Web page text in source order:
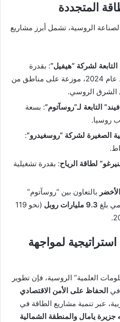
المتجددة
الروسية، تشمل أبرز مشاريع
لشركة “هيفيل”: بقدرة
إجمالية بلغت 1.6 غيغاواط عام 2024، موزعة على مناطق من
الشرق الروسي.
التابعة لـ”روسآتوم”: بسعة
الصغيرة لشركة “روسغيدرو”:
لطاقة الرياح: بقدرة تشغيلية
بالتعاون بين “روسآتوم”
بلغ 9.3 مليارات روبل
(نحو 119
لمواجهة
العلمية” الروسية، فإن تطوير
في الحفاظ على الأمن الاقتصادي
عبر تنمية مشاريع الطاقة في
يامال والمنطقة الشمالية